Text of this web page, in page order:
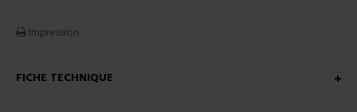
Impression
FICHE TECHNIQUE